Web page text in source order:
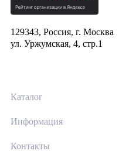
129343, Россия, г. Москва
ул. Уржумская, 4, стр.1
Каталог
Информация
Контакты